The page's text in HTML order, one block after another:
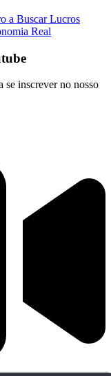
a Buscar Lucros
Real
se inscrever no nosso